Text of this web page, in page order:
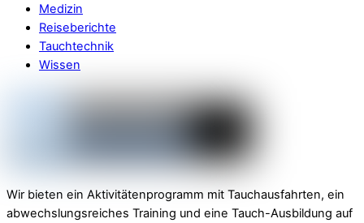
Medizin
Reiseberichte
Tauchtechnik
Wissen
Wir bieten ein Aktivitätenprogramm mit Tauchausfahrten, ein
abwechslungsreiches Training und eine Tauch-Ausbildung auf